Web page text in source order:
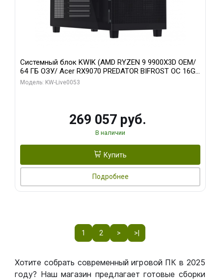
Системный блок KWIK (AMD RYZEN 9 9900X3D OEM/
64 ГБ ОЗУ/ Acer RX9070 PREDATOR BIFROST OC 16GB
GDDR6 256bit 3x/ 1 ТБ SSD)
Модель: KW-Live0053
269 057 руб.
В наличии
Купить
Подробнее
1 2 > >|
Хотите собрать современный игровой ПК в 2025
году? Наш магазин предлагает готовые сборки